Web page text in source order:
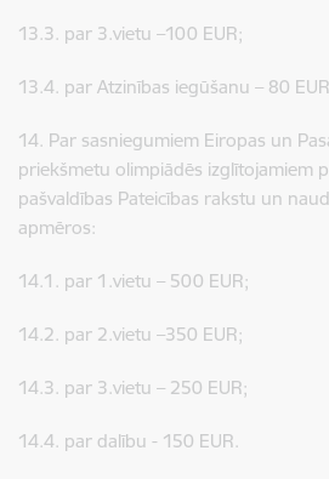
13.3. par 3.vietu –100 EUR;
13.4. par Atzinības iegūšanu – 80
14. Par sasniegumiem Eiropas un
priekšmetu olimpiādēs izglītojamiem
pašvaldības Pateicības rakstu un
apmēros:
14.1. par 1.vietu – 500 EUR;
14.2. par 2.vietu –350 EUR;
14.3. par 3.vietu – 250 EUR;
14.4. par dalību - 150 EUR.